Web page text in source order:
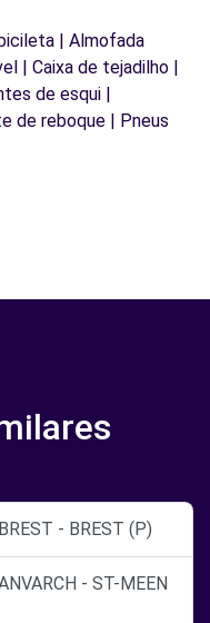
| Almofada
| Caixa de tejadilho |
de esqui |
de reboque | Pneus
- BREST (P)
- ST-MEEN